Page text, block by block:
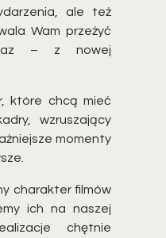
ale też
Wam przeżyć
raz – z nowej
które chcą mieć
wzruszający
momenty
charakter filmów
ich na naszej
chętnie